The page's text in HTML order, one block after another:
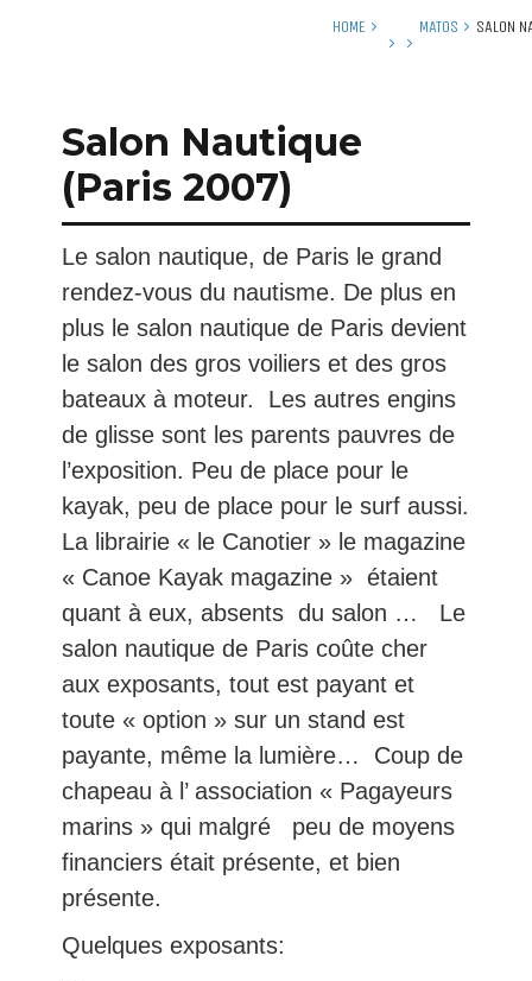
HOME MATOS SALON
Salon Nautique
(Paris 2007)
Le salon nautique, de Paris le grand
rendez-vous du nautisme. De plus en
plus le salon nautique de Paris devient
le salon des gros voiliers et des gros
bateaux à moteur. Les autres engins
de glisse sont les parents pauvres de
l’exposition. Peu de place pour le
kayak, peu de place pour le surf aussi.
La librairie « le Canotier » le magazine
« Canoe Kayak magazine » étaient
quant à eux, absents du salon … Le
salon nautique de Paris coûte cher
aux exposants, tout est payant et
toute « option » sur un stand est
payante, même la lumière… Coup de
chapeau à l’ association « Pagayeurs
marins » qui malgré peu de moyens
financiers était présente, et bien
présente.
Quelques exposants: